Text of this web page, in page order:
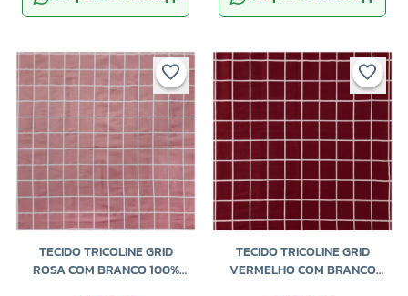
TECIDO TRICOLINE GRID
ROSA COM BRANCO 100%
TECIDO TRICOLINE GRID
VERMELHO COM BRANCO